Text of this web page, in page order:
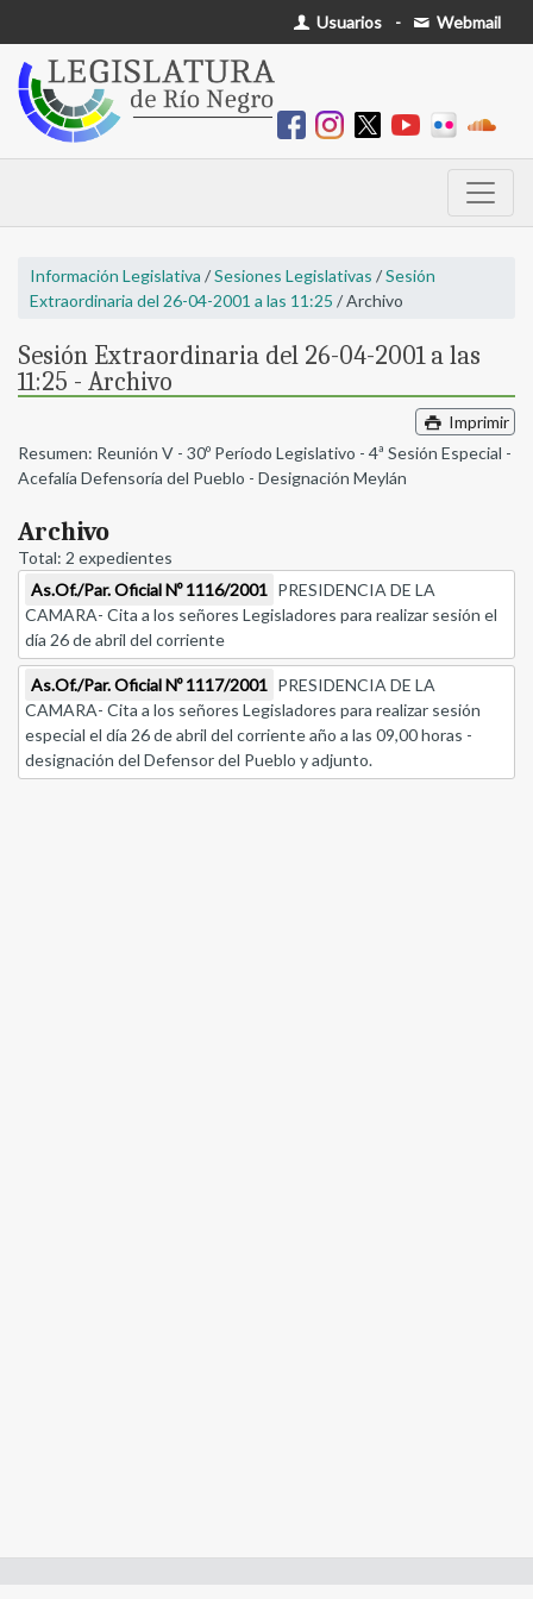
Usuarios - Webmail
Información Legislativa /Sesiones Legislativas /Sesión
Extraordinaria del 26-04-2001 a las 11:25 / Archivo
Sesión Extraordinaria del 26-04-2001 a las
11:25 - Archivo
Imprimir
Resumen: Reunión V - 30º Período Legislativo - 4ª Sesión Especial -
Acefalía Defensoría del Pueblo - Designación Meylán
Archivo
Total: 2 expedientes
As.Of./Par. Oficial Nº 1116/2001 PRESIDENCIA DE LA
CAMARA- Cita a los señores Legisladores para realizar sesión el
día 26 de abril del corriente
As.Of./Par. Oficial Nº 1117/2001 PRESIDENCIA DE LA
CAMARA- Cita a los señores Legisladores para realizar sesión
especial el día 26 de abril del corriente año a las 09,00 horas -
designación del Defensor del Pueblo y adjunto.